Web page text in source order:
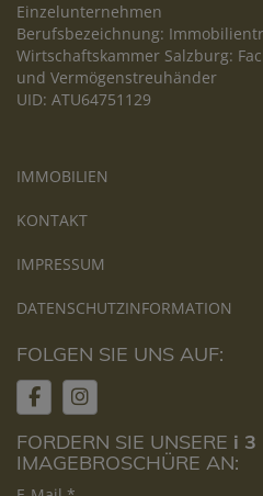
Einzelunternehmen
Berufsbezeichnung:
Wirtschaftskammer Salzburg:
und Vermögenstreuhänder
UID: ATU64751129
IMMOBILIEN
KONTAKT
IMPRESSUM
DATENSCHUTZINFORMATION
FOLGEN SIE UNS AUF:
FORDERN SIE UNSERE i 3
IMAGEBROSCHÜRE AN: